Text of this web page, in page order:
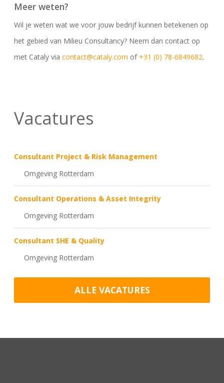
Meer weten?
Wil je weten wat we voor jouw bedrijf kunnen betekenen op
het gebied van Milieu Consultancy? Neem dan contact op
met Cataly via contact@cataly.com of +31 (0) 78-6849682.
Vacatures
Consultant Project & Risk Management
Omgeving Rotterdam
Consultant Operations & Asset Integrity
Omgeving Rotterdam
Consultant SHE & Quality
Omgeving Rotterdam
ALLE VACATURES